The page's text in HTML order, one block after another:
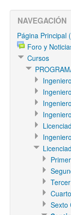
NAVEGACIÓN
Página Principal
Foro y
Cursos
Sexto